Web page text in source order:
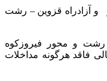
و آزادراه قزوین – رشت
رشت و محور فیروزکوه
فاقد هرگونه مداخلات